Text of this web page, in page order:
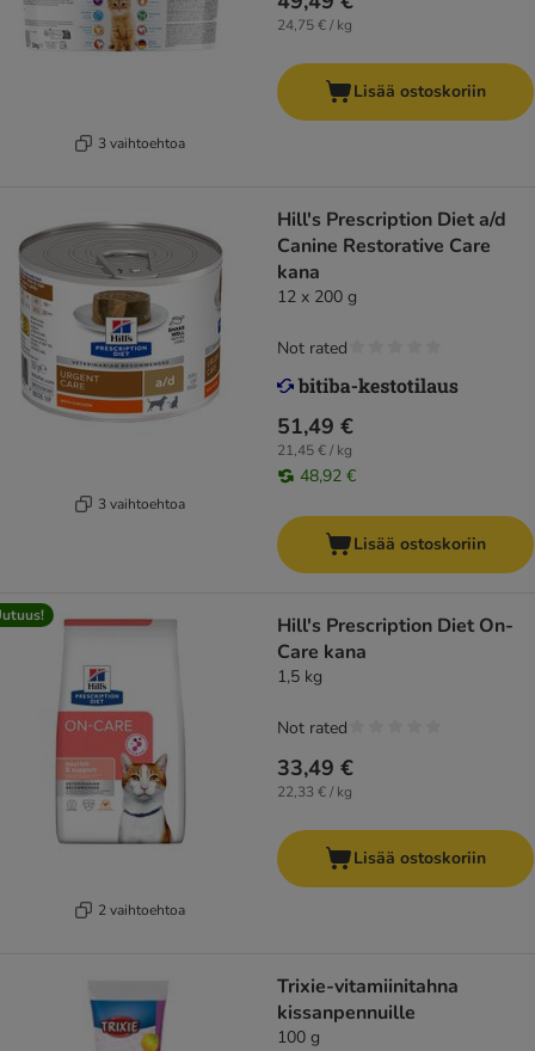
3 vaihtoehtoa
24,75 € / kg
Lisää ostoskoriin
3 vaihtoehtoa
Hill's Prescription Diet a/d
Canine Restorative Care
kana
12 x 200 g
51,49 €
21,45 € / kg
48,92 €
Not rated
Lisää ostoskoriin
2 vaihtoehtoa
Hill's Prescription Diet On-
Care kana
1,5 kg
33,49 €
22,33 € / kg
Not rated
Lisää ostoskoriin
Trixie-vitamiinitahna
kissanpennuille
100 g